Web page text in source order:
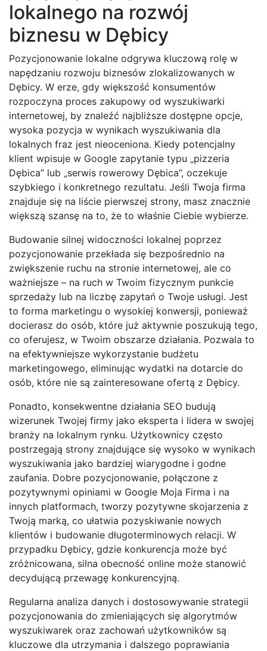
lokalnego na rozwój
biznesu w Dębicy
Pozycjonowanie lokalne odgrywa kluczową rolę w
napędzaniu rozwoju biznesów zlokalizowanych w
Dębicy. W erze, gdy większość konsumentów
rozpoczyna proces zakupowy od wyszukiwarki
internetowej, by znaleźć najbliższe dostępne opcje,
wysoka pozycja w wynikach wyszukiwania dla
lokalnych fraz jest nieoceniona. Kiedy potencjalny
klient wpisuje w Google zapytanie typu „pizzeria
Dębica” lub „serwis rowerowy Dębica”, oczekuje
szybkiego i konkretnego rezultatu. Jeśli Twoja firma
znajduje się na liście pierwszej strony, masz znacznie
większą szansę na to, że to właśnie Ciebie wybierze.
Budowanie silnej widoczności lokalnej poprzez
pozycjonowanie przekłada się bezpośrednio na
zwiększenie ruchu na stronie internetowej, ale co
ważniejsze – na ruch w Twoim fizycznym punkcie
sprzedaży lub na liczbę zapytań o Twoje usługi. Jest
to forma marketingu o wysokiej konwersji, ponieważ
docierasz do osób, które już aktywnie poszukują tego,
co oferujesz, w Twoim obszarze działania. Pozwala to
na efektywniejsze wykorzystanie budżetu
marketingowego, eliminując wydatki na dotarcie do
osób, które nie są zainteresowane ofertą z Dębicy.
Ponadto, konsekwentne działania SEO budują
wizerunek Twojej firmy jako eksperta i lidera w swojej
branży na lokalnym rynku. Użytkownicy często
postrzegają strony znajdujące się wysoko w wynikach
wyszukiwania jako bardziej wiarygodne i godne
zaufania. Dobre pozycjonowanie, połączone z
pozytywnymi opiniami w Google Moja Firma i na
innych platformach, tworzy pozytywne skojarzenia z
Twoją marką, co ułatwia pozyskiwanie nowych
klientów i budowanie długoterminowych relacji. W
przypadku Dębicy, gdzie konkurencja może być
zróżnicowana, silna obecność online może stanowić
decydującą przewagę konkurencyjną.
Regularna analiza danych i dostosowywanie strategii
pozycjonowania do zmieniających się algorytmów
wyszukiwarek oraz zachowań użytkowników są
kluczowe dla utrzymania i dalszego poprawiania